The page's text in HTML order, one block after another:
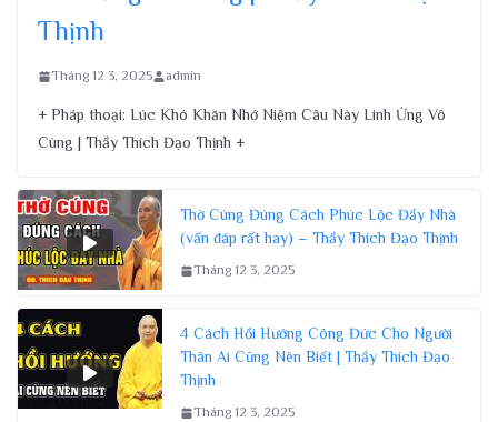
Thịnh
Tháng 12 3, 2025 admin
+ Pháp thoại: Lúc Khó Khăn Nhớ Niệm Câu Này Linh Ứng Vô
Cùng | Thầy Thích Đạo Thịnh +
Thờ Cúng Đúng Cách Phúc Lộc Đầy Nhà
(vấn đáp rất hay) – Thầy Thích Đạo Thịnh
Tháng 12 3, 2025
4 Cách Hồi Hướng Công Đức Cho Người
Thân Ai Cũng Nên Biết | Thầy Thích Đạo
Thịnh
Tháng 12 3, 2025